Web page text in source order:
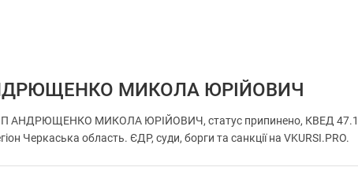
МИКОЛА ЮРІЙОВИЧ
АНДРЮЩЕНКО МИКОЛА ЮРІЙОВИЧ, статус припинено, КВЕД 47.19
Черкаська область. ЄДР, суди, борги та санкції на VKURSI.PRO.